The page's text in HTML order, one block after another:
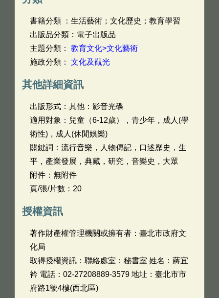
書籍分類 ：生活藝術；文化歷史；教育學習
出版品分類：電子出版品
主題分類： 教育文化>文化藝術
施政分類： 文化及觀光
其他詳細資訊
出版形式：其他：影音光碟
適用對象：兒童（6-12歲），青少年，成人(學
術性)，成人(休閒娛樂)
關鍵詞：流行音樂，人物傳記，口述歷史，生
平，產業發展，典藏，研究，音樂史，大眾
附件：無附件
頁/張/片數：20
授權資訊
著作財產權管理機關或擁有者：臺北市政府文
化局
取得授權資訊：聯絡處室：秘書室 姓名：蔣宜
衿 電話：02-27208889-3579 地址：臺北市市
府路1號4樓(西北區)